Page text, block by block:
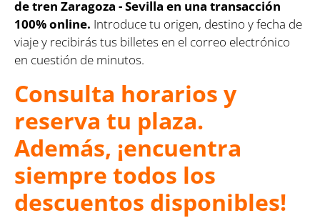
de tren Zaragoza - Sevilla en una transacción
100% online. Introduce tu origen, destino y fecha de
viaje y recibirás tus billetes en el correo electrónico
en cuestión de minutos.
Consulta horarios y
reserva tu plaza.
Además, ¡encuentra
siempre todos los
descuentos disponibles!